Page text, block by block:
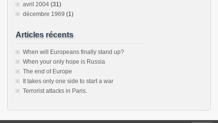
avril 2004 (31)
décembre 1969 (1)
Articles récents
When will Europeans finally stand up?
When your only hope is Russia
The end of Europe
It takes only one side to start a war
Terrorist attacks in Paris.